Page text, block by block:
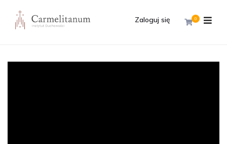
0
Zaloguj się